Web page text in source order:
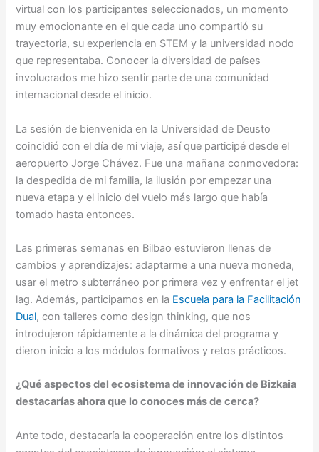
virtual con los participantes seleccionados, un momento
muy emocionante en el que cada uno compartió su
trayectoria, su experiencia en STEM y la universidad nodo
que representaba. Conocer la diversidad de países
involucrados me hizo sentir parte de una comunidad
internacional desde el inicio.
La sesión de bienvenida en la Universidad de Deusto
coincidió con el día de mi viaje, así que participé desde el
aeropuerto Jorge Chávez. Fue una mañana conmovedora:
la despedida de mi familia, la ilusión por empezar una
nueva etapa y el inicio del vuelo más largo que había
tomado hasta entonces.
Las primeras semanas en Bilbao estuvieron llenas de
cambios y aprendizajes: adaptarme a una nueva moneda,
usar el metro subterráneo por primera vez y enfrentar el jet
lag. Además, participamos en la Escuela para la Facilitación
Dual, con talleres como design thinking, que nos
introdujeron rápidamente a la dinámica del programa y
dieron inicio a los módulos formativos y retos prácticos.
¿Qué aspectos del ecosistema de innovación de Bizkaia
destacarías ahora que lo conoces más de cerca?
Ante todo, destacaría la cooperación entre los distintos